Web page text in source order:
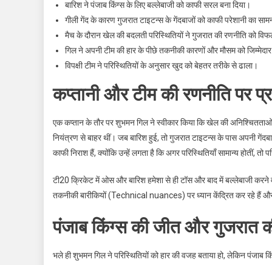
बारिश ने पंजाब किंग्स के लिए बल्लेबाजी को काफी सरल बना दिया।
गीली गेंद के कारण गुजरात टाइटन्स के गेंदबाजों को काफी परेशानी का
मैच के दौरान खेल की बदलती परिस्थितियों ने गुजरात की रणनीति को
गिल ने अपनी टीम की हार के पीछे तकनीकी कारणों और मौसम को
विपक्षी टीम ने परिस्थितियों के अनुसार खुद को बेहतर तरीके से ढाला।
कप्तानी और टीम की रणनीति पर
एक कप्तान के तौर पर शुभमन गिल ने स्वीकार किया कि खेल की
नियंत्रण से बाहर थीं। जब बारिश हुई, तो गुजरात टाइटन्स के पास अपनी
काफी निराश हैं, क्योंकि उन्हें लगता है कि अगर परिस्थितियाँ सामान्य होतीं,
टी20 क्रिकेट में ओस और बारिश हमेशा से ही टॉस और बाद में बल्लेबाजी करने
तकनीकी बारीकियों (Technical nuances) पर ध्यान केंद्रित कर रहे हैं
पंजाब किंग्स की जीत और गुजरात
भले ही शुभमन गिल ने परिस्थितियों को हार की वजह बताया हो, लेकिन पंजाब